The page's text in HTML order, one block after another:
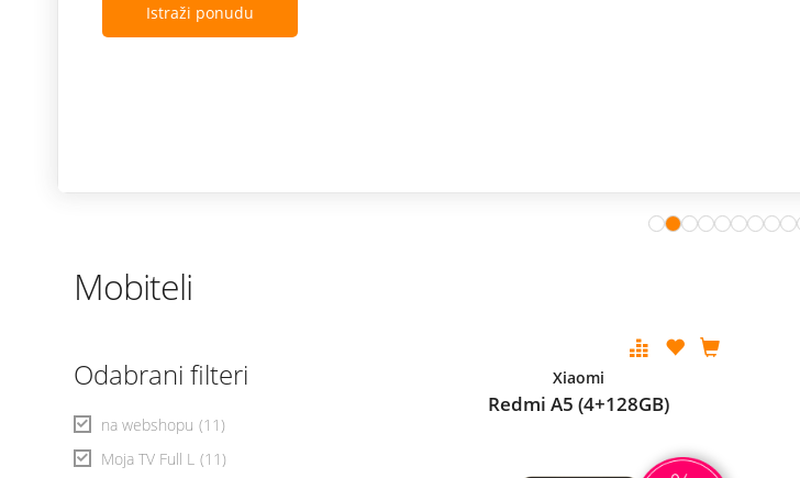
Istraži ponudu
Mobiteli
Odabrani filteri
na webshopu (11)
Moja TV Full L (11)
Xiaomi
Redmi A5 (4+128GB)